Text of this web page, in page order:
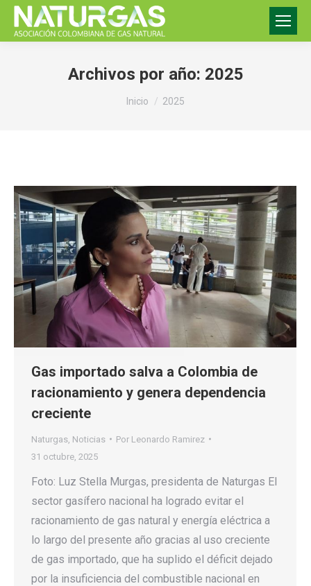
Archivos por año: 2025
Estás aquí:
Inicio 2025
Gas importado salva a Colombia de
racionamiento y genera dependencia
creciente
Naturgas Noticias Por Leonardo Ramirez
31 octubre, 2025
Foto: Luz Stella Murgas, presidenta de Naturgas El
sector gasífero nacional ha logrado evitar el
racionamiento de gas natural y energía eléctrica a
lo largo del presente año gracias al uso creciente
de gas importado, que ha suplido el déficit dejado
por la insuficiencia del combustible nacional en